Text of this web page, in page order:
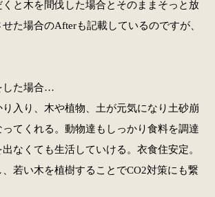
と木を間伐した場合とそのままそっと放
た場合のAfterも記載しているのですが、
した場合…
入り、木や植物、土が元気になり土砂崩
てくれる。動物達もしっかり食料を調達
なくても生活していける。衣食住安定。
若い木を植樹することでCO2対策にも繋